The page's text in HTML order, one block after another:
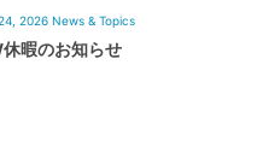
2026 News & Topics
休暇のお知らせ